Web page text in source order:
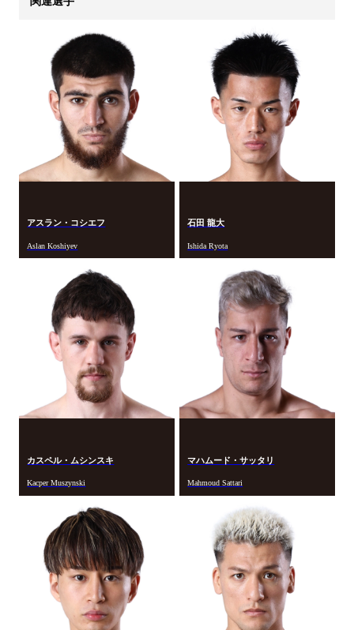
アスラン・コシエフ
Aslan Koshiyev
石田 龍大
Ishida Ryota
カスペル・ムシンスキ
Kacper Muszynski
マハムード・サッタリ
Mahmoud Sattari